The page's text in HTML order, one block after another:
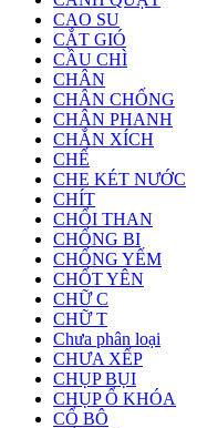
CAO SU
CẮT GIÓ
CẦU CHÌ
CHÂN
CHÂN CHỐNG
CHÂN PHANH
CHẮN XÍCH
CHẾ
CHE KÉT NƯỚC
CHÍT
CHỔI THAN
CHỐNG BI
CHỐNG YẾM
CHỐT YÊN
CHỮ C
CHỮ T
Chưa phân loại
CHƯA XẾP
CHỤP BỤI
CHỤP Ổ KHÓA
CỔ BÔ